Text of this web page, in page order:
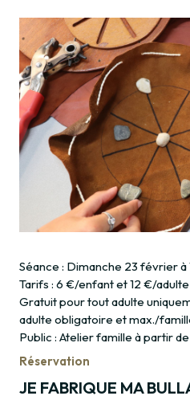
Séance : Dimanche 23 février
Tarifs : 6 €/enfant et 12 €/
Gratuit pour tout adulte
adulte obligatoire et max./
Public : Atelier famille à partir de
Réservation
JE FABRIQUE MA